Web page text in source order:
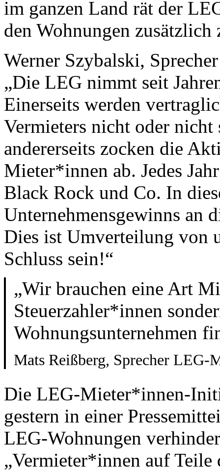
im ganzen Land rät der
den Wohnungen
Werner Szybalski,
„Die LEG nimmt seit
Einerseits werden
Vermieters nicht oder
andererseits zocken die
Mieter*innen ab. Jedes
Black Rock und Co. In
Unternehmensgewinns an
Dies ist Umverteilung von
Schluss sein!“
„Wir brauchen eine Art
Steuerzahler*innen
Wohnungsunternehmen
Mats Reißberg, Sprecher
Die LEG-Mieter*innen-
gestern in einer
LEG-Wohnungen
„Vermieter*innen auf Teile